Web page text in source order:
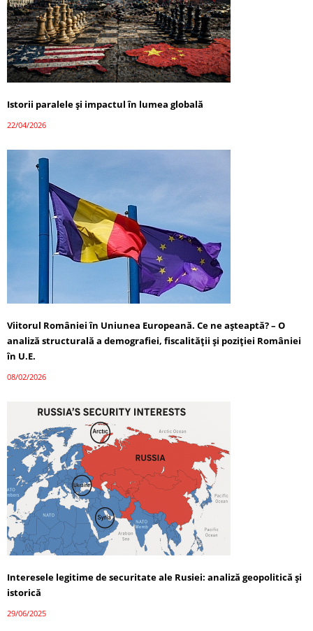
Istorii paralele și impactul în lumea globală
22/04/2026
Viitorul României în Uniunea Europeană. Ce ne așteaptă? – O
analiză structurală a demografiei, fiscalității și poziției României
în U.E.
08/02/2026
Interesele legitime de securitate ale Rusiei: analiză geopolitică și
istorică
29/06/2025